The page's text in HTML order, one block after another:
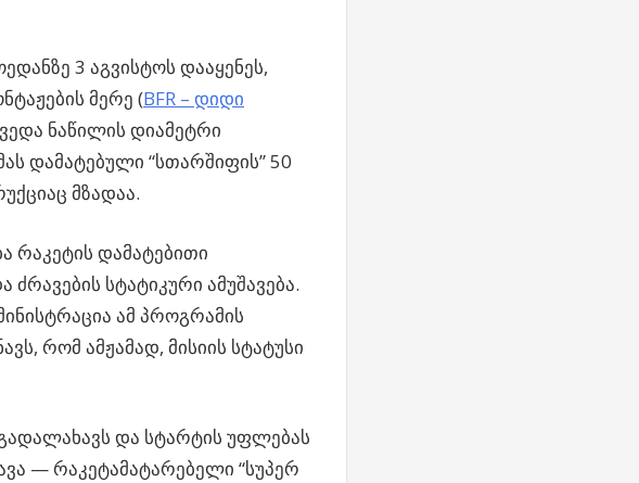
3 აგვისტოს დააყენეს,
მერე (BFR – დიდი
ნაწილის დიამეტრი
დამატებული “სთარშიფის” 50
მზადაა.
რაკეტის დამატებითი
ძრავების სტატიკური ამუშავება.
ამ პროგრამის
რომ ამჟამად, მისიის სტატუსი
და სტარტის უფლებას
— რაკეტამატარებელი “სუპერ